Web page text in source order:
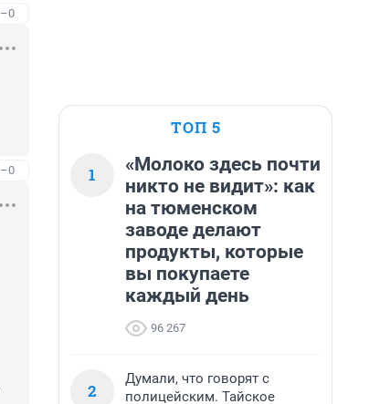
–0
–0
ТОП 5
1
«Молоко здесь почти
никто не видит»: как
на тюменском
заводе делают
продукты, которые
вы покупаете
каждый день
96 267
2
Думали, что говорят с
полицейским. Тайское